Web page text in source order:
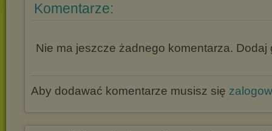
Komentarze:
Nie ma jeszcze żadnego komentarza. Dodaj
Aby dodawać komentarze musisz się